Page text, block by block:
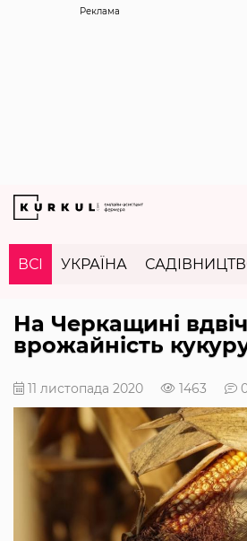
Реклама
ВСІ УКРАЇНА
На Черкащині
врожайність
11 листопада 2020 1463